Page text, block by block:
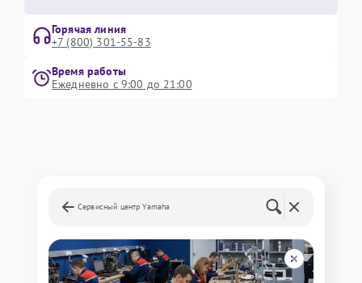
Горячая линия
+7 (800) 301-55-83
Время работы
Ежедневно с 9:00 до 21:00
Сервисный центр Yamaha